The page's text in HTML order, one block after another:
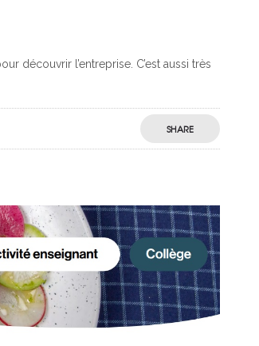
découvrir l’entreprise. C’est aussi très
SHARE